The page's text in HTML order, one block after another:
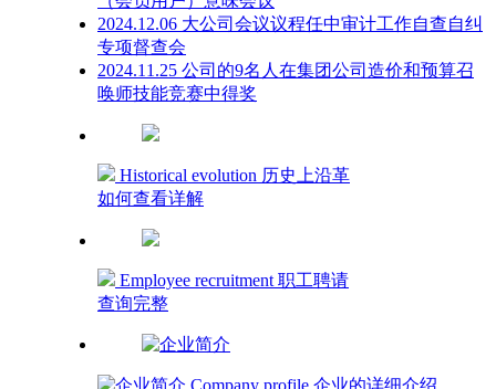
2024.12.06 大公司会议议程任中审计工作自查自纠
专项督查会
2024.11.25 公司的9名人在集团公司造价和预算召
唤师技能竞赛中得奖
Historical evolution 历史上沿革
如何查看详解
Employee recruitment 职工聘请
查询完整
Company profile 企业的详细介绍